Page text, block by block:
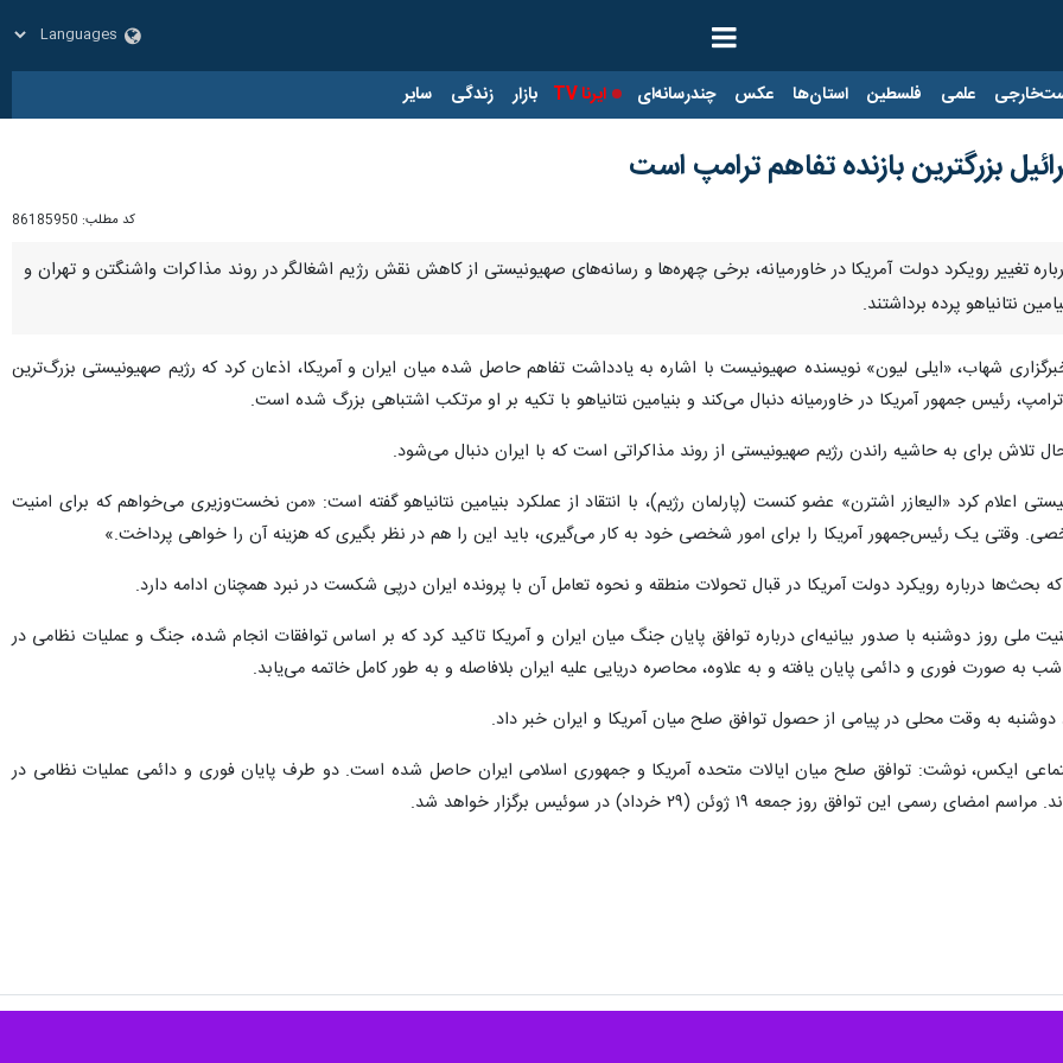
علمی فلسطین استان‌ها عکس چندرسانه‌ای ایرنا TV بازار زندگی سایر
بزرگترین بازنده تفاهم ترامپ است
کد مطلب: 86185950